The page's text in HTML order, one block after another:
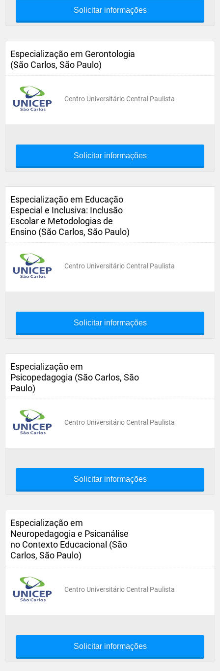
Solicitar informações
Especialização em Gerontologia
(São Carlos, São Paulo)
Centro Universitário Central Paulista
Solicitar informações
Especialização em Educação
Especial e Inclusiva: Inclusão
Escolar e Metodologias de
Ensino (São Carlos, São Paulo)
Centro Universitário Central Paulista
Solicitar informações
Especialização em
Psicopedagogia (São Carlos, São
Paulo)
Centro Universitário Central Paulista
Solicitar informações
Especialização em
Neuropedagogia e Psicanálise
no Contexto Educacional (São
Carlos, São Paulo)
Centro Universitário Central Paulista
Solicitar informações